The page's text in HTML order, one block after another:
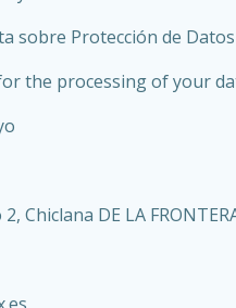
sobre Protección de Datos
the processing of your
Chiclana DE LA